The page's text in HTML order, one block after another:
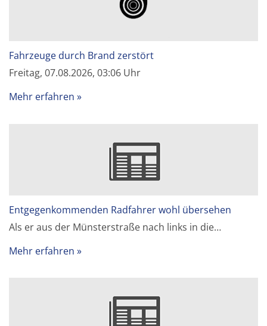
Fahrzeuge durch Brand zerstört
Freitag, 07.08.2026, 03:06 Uhr
Mehr erfahren
Entgegenkommenden Radfahrer wohl übersehen
Als er aus der Münsterstraße nach links in die…
Mehr erfahren